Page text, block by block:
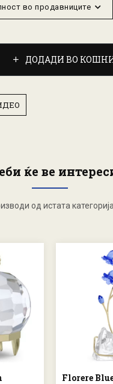
во продавниците
ДОДАДИ ВО
ќе ве
од истата
Florere